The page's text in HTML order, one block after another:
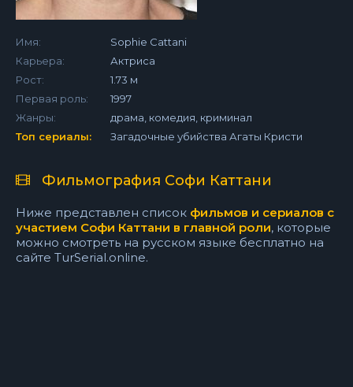
Имя:
Sophie Cattani
Карьера:
Актриса
Рост:
1.73 м
Первая роль:
1997
Жанры:
драма, комедия, криминал
Топ сериалы:
Загадочные убийства Агаты Кристи
Фильмография Софи Каттани
Ниже представлен список фильмов и сериалов с
участием Софи Каттани в главной роли, которые
можно смотреть на русском языке бесплатно на
сайте TurSerial.online.